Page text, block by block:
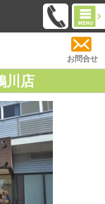
お問合せ
川店